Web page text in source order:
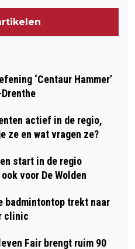
‘Centaur Hammer’
actief in de regio,
ze en wat vragen ze?
start in de regio
voor De Wolden
badmintontop trekt naar
clinic
Fair brengt ruim 90